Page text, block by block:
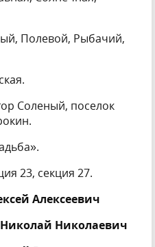
Полевой, Рыбачий,
Соленый, поселок
23, секция 27.
Алексеевич
Николаевич